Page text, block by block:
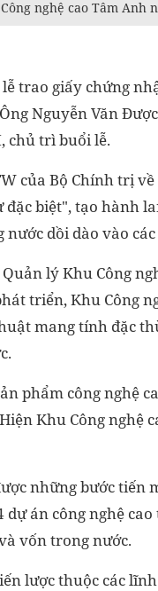
nghệ cao Tâm Anh
lễ trao giấy chứng
Nguyễn Văn
chủ trì buổi lễ.
của Bộ Chính trị
đặc biệt", tạo hành
dồi dào vào
lý Khu Công
triển, Khu Công
mang tính đặc
phẩm công nghệ
Khu Công nghệ
những bước tiến
án công nghệ
vốn trong nước.
lược thuộc các